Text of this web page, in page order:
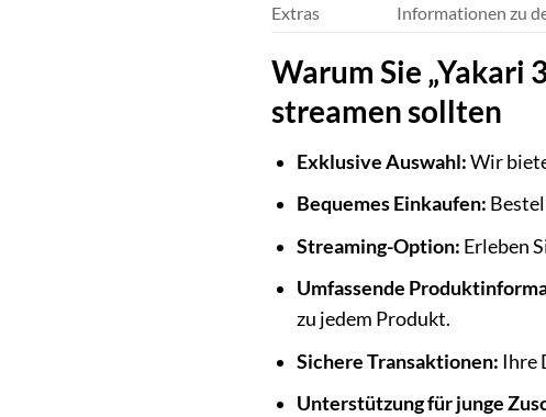
Extras
Informationen zu
Warum Sie „Yakari
streamen sollten
Exklusive Auswahl:Wir
Bequemes Einkaufen:
Streaming-Option: Erleben
Umfassende
zu jedem Produkt.
Sichere Transaktionen: Ihre
Unterstützung für junge